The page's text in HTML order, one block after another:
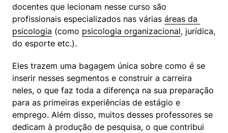
docentes que lecionam nesse curso são
profissionais especializados nas várias áreas da
psicologia (como psicologia organizacional, jurídica,
do esporte etc.).
Eles trazem uma bagagem única sobre como é se
inserir nesses segmentos e construir a carreira
neles, o que faz toda a diferença na sua preparação
para as primeiras experiências de estágio e
emprego. Além disso, muitos desses professores se
dedicam à produção de pesquisa, o que contribui